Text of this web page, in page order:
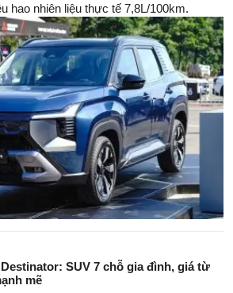
hao nhiên liệu thực tế 7,8L/100km.
SUV 7 chỗ gia đình, giá từ
mẽ